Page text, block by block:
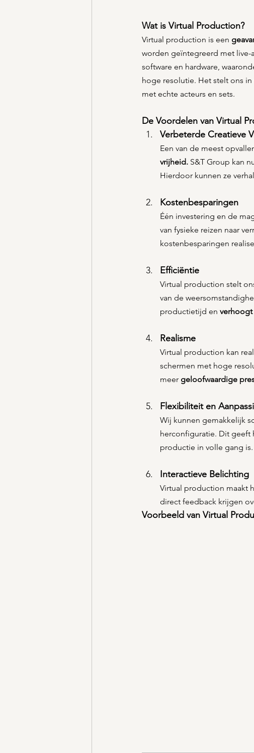
Wat is Virtual Production?
Virtual production is een
worden geïntegreerd met
software en hardware,
hoge resolutie. Het stelt ons
met echte acteurs en sets.
De Voordelen van Virtual
Verbeterde Creatieve
Een van de meest
vrijheid. S&T Group kan
Hierdoor kunnen ze
Kostenbesparingen
Één investering en de
van fysieke reizen naar
kostenbesparingen
Efficiëntie
Virtual production stelt
van de
productietijd en
Realisme
Virtual production kan
schermen met hoge
meer geloofwaardige
Flexibiliteit en
Wij kunnen gemakkelijk
herconfiguratie. Dit geeft
productie in volle gang is.
Interactieve Belichting
Virtual production maakt
direct feedback krijgen
Voorbeeld van Virtual